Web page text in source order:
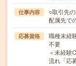
仕事内容
○取引先
配属先で
応募資格
職種未経
不要
＜未経験
流れ「応